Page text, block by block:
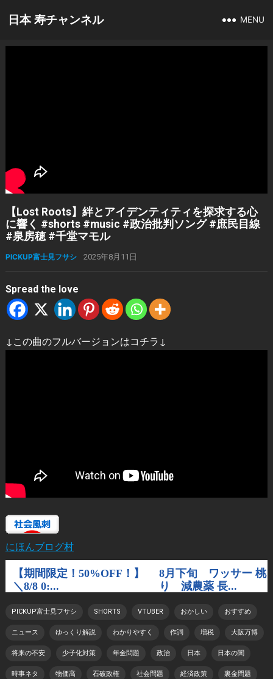
日本 寿チャンネル MENU
【Lost Roots】絆とアイデンティティを探求する心
に響く #shorts #music #政治批判ソング #庶民目線
#泉房穂 #千堂マモル
PICKUP富士見フサシ 2025年8月11日
Spread the love
↓この曲のフルバージョンはコチラ↓
にほんブログ村
PICKUP富士見フサシ SHORTS VTUBER おかしい おすすめ
ニュース ゆっくり解説 わかりやすく 作詞 増税 大阪万博
将来の不安 少子化対策 年金問題 政治 日本 日本の闇
時事ネタ 物価高 石破政権 社会問題 経済政策 裏金問題